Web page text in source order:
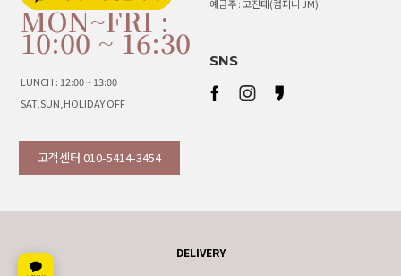
MON~FRI :
10:00 ~ 16:30
LUNCH : 12:00 ~ 13:00
SAT,SUN,HOLIDAY OFF
고객센터 010-5414-3454
예금주 : 고진태(컴퍼니 JM)
SNS
DELIVERY